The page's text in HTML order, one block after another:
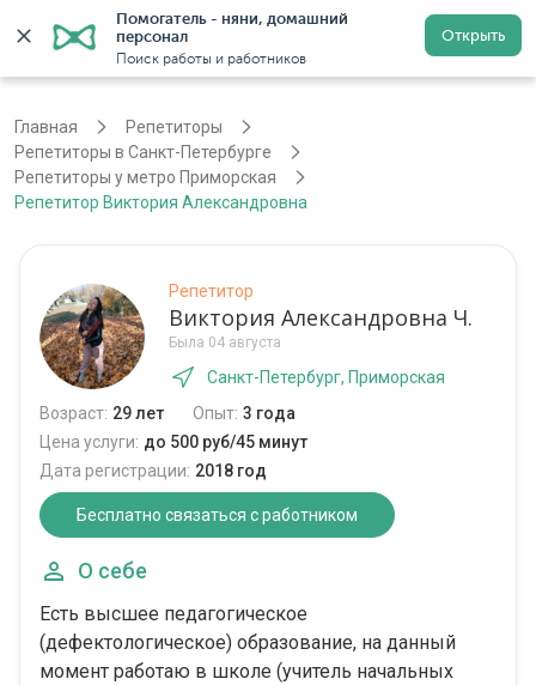
Помогатель - няни, домашний
персонал
Поиск работы и работников
Открыть
Санкт-Петербург Регистрация
Главная
Репетиторы
Репетиторы в Санкт-Петербурге
Репетиторы у метро Приморская
Репетитор Виктория Александровна
Репетитор
Виктория Александровна Ч.
Была 04 августа
Санкт-Петербург, Приморская
Возраст: 29 лет Опыт: 3 года
Цена услуги: до 500 руб/45 минут
Дата регистрации: 2018 год
Бесплатно связаться с работником
О себе
Есть высшее педагогическое
(дефектологическое) образование, на данный
момент работаю в школе (учитель начальных